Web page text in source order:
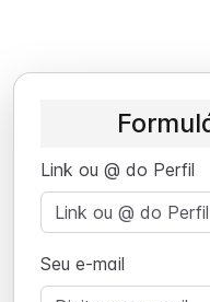
Link ou @ do Perfil
Seu e-mail